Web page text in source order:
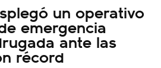
un operativo
emergencia
ante las
récord